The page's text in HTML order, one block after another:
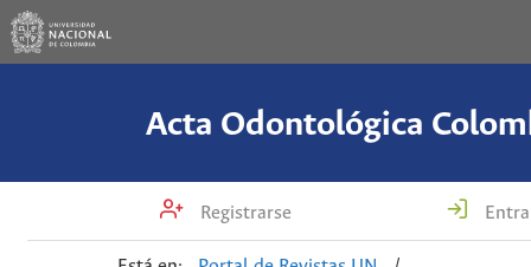
Acta Odontológica
Registrarse